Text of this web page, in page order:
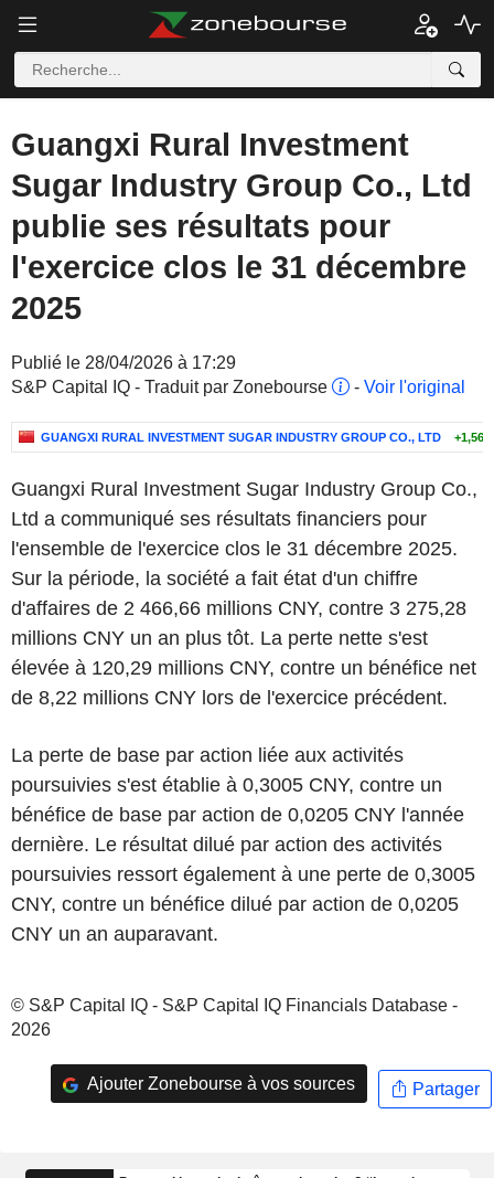
Guangxi Rural Investment
Sugar Industry Group Co., Ltd
publie ses résultats pour
l'exercice clos le 31 décembre
2025
Publié le 28/04/2026 à 17:29
S&P Capital IQ - Traduit par Zonebourse
- Voir l'original
GUANGXI RURAL INVESTMENT SUGAR INDUSTRY GROUP CO., LTD +1,56
Guangxi Rural Investment Sugar Industry Group Co.,
Ltd a communiqué ses résultats financiers pour
l'ensemble de l'exercice clos le 31 décembre 2025.
Sur la période, la société a fait état d'un chiffre
d'affaires de 2 466,66 millions CNY, contre 3 275,28
millions CNY un an plus tôt. La perte nette s'est
élevée à 120,29 millions CNY, contre un bénéfice net
de 8,22 millions CNY lors de l'exercice précédent.
La perte de base par action liée aux activités
poursuivies s'est établie à 0,3005 CNY, contre un
bénéfice de base par action de 0,0205 CNY l'année
dernière. Le résultat dilué par action des activités
poursuivies ressort également à une perte de 0,3005
CNY, contre un bénéfice dilué par action de 0,0205
CNY un an auparavant.
© S&P Capital IQ - S&P Capital IQ Financials Database -
2026
Ajouter Zonebourse à vos sources Partager